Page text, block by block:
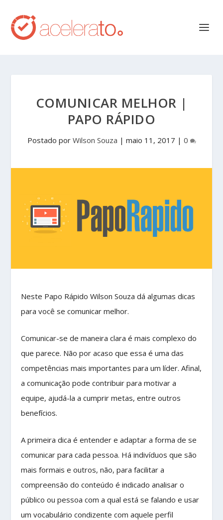
COMUNICAR MELHOR |
PAPO RÁPIDO
Postado por Wilson Souza | maio 11, 2017 | 0
Neste Papo Rápido Wilson Souza dá algumas dicas
para você se comunicar melhor.
Comunicar-se de maneira clara é mais complexo do
que parece. Não por acaso que essa é uma das
competências mais importantes para um líder. Afinal,
a comunicação pode contribuir para motivar a
equipe, ajudá-la a cumprir metas, entre outros
benefícios.
A primeira dica é entender e adaptar a forma de se
comunicar para cada pessoa. Há indivíduos que são
mais formais e outros, não, para facilitar a
compreensão do conteúdo é indicado analisar o
público ou pessoa com a qual está se falando e usar
um vocabulário condizente com aquele perfil